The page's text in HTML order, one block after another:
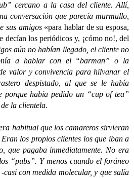
cercano a la casa del cliente. Allí,
conversación que parecía murmullo,
sus amigos «para hablar de su esposa,
decían los periódicos y, ¡cómo no!, del
aún no habían llegado, el cliente no
a hablar con el “barman” o la
valor y convivencia para hilvanar el
despistado, al que se le había
porque había pedido un “cup of tea”
la clientela.
que los camareros sirvieran
los propios clientes los que iban a
que pagaba inmediatamente. No era
“pubs”. Y menos cuando el foráneo
con medida molecular, y que salía